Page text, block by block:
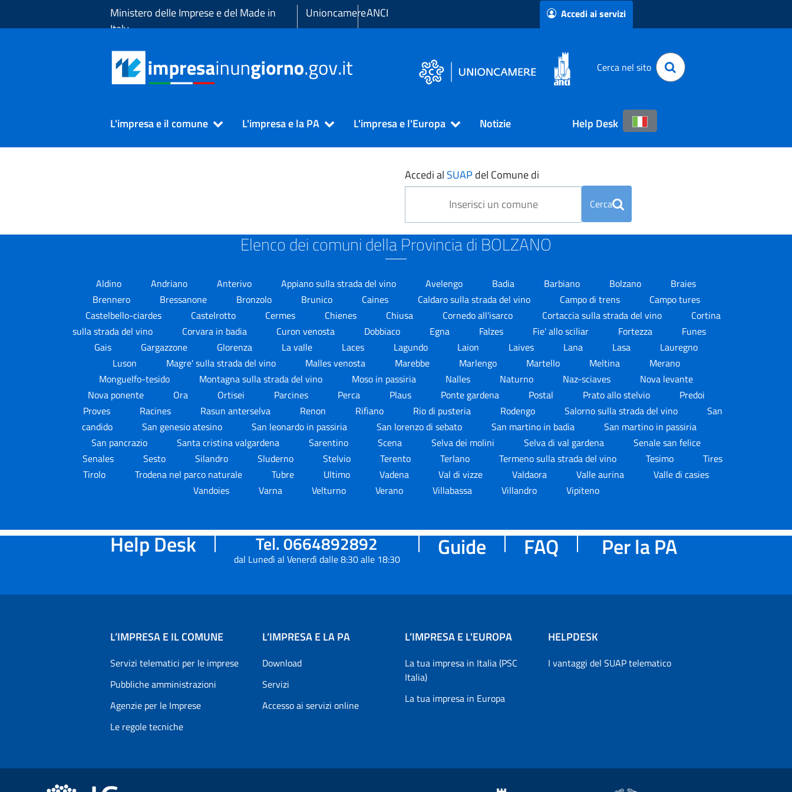
Ministero delle Imprese e del Made in
Italy
UnioncamereANCI Accedi ai servizi
Cerca nel sito
L'impresa e il comune L'impresa e la PA L'impresa e l'Europa Notizie Help Desk
Accedi al SUAP del Comune di
Cerca
Elenco dei comuni della Provincia di BOLZANO
Aldino Andriano Anterivo Appiano sulla strada del vino Avelengo Badia Barbiano Bolzano
Braies
Brennero
Bressanone Bronzolo Brunico Caines Caldaro sulla strada del vino Campo di trens
Campo tures
Castelbello-ciardes
Castelrotto Cermes Chienes Chiusa Cornedo all'isarco Cortaccia sulla strada del vino
Cortina
sulla strada del vino
Corvara in badia Curon venosta Dobbiaco Egna Falzes Fie' allo sciliar Fortezza
Funes
Gais
Gargazzone Glorenza La valle Laces Lagundo Laion Laives Lana Lasa
Lauregno
Luson
Magre' sulla strada del vino Malles venosta Marebbe Marlengo Martello Meltina
Merano
Monguelfo-tesido
Montagna sulla strada del vino Moso in passiria Nalles Naturno Naz-sciaves
Nova levante
Nova ponente
Ora Ortisei Parcines Perca Plaus Ponte gardena Postal Prato allo stelvio
Predoi
Proves
Racines Rasun anterselva Renon Rifiano Rio di pusteria Rodengo Salorno sulla strada del vino
San
candido
San genesio atesino San leonardo in passiria San lorenzo di sebato San martino in badia
San martino in passiria
San pancrazio
Santa cristina valgardena Sarentino Scena Selva dei molini Selva di val gardena
Senale san felice
Senales
Sesto Silandro Sluderno Stelvio Terento Terlano Termeno sulla strada del vino Tesimo
Tires
Tirolo
Trodena nel parco naturale Tubre Ultimo Vadena Val di vizze Valdaora Valle aurina
Valle di casies
Vandoies
Varna Velturno Verano Villabassa Villandro Vipiteno
Help Desk Tel. 0664892892
dal Lunedì al Venerdì dalle 8:30 alle 18:30 Guide FAQ Per la PA
L’IMPRESA E IL COMUNE
Servizi telematici per le imprese
Pubbliche amministrazioni
Agenzie per le Imprese
Le regole tecniche
L’IMPRESA E LA PA
Download
Servizi
Accesso ai servizi online
L’IMPRESA E L'EUROPA
La tua impresa in Italia (PSC
Italia)
La tua impresa in Europa
HELPDESK
I vantaggi del SUAP telematico